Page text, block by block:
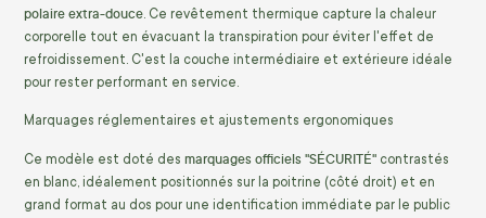
polaire extra-douce . Ce revêtement thermique capture la chaleur
corporelle tout en évacuant la transpiration pour éviter l'effet de
refroidissement. C'est la couche intermédiaire et extérieure idéale
pour rester performant en service.
Marquages réglementaires et ajustements ergonomiques
Ce modèle est doté des marquages officiels "SÉCURITÉ" contrastés
en blanc, idéalement positionnés sur la poitrine (côté droit) et en
grand format au dos pour une identification immédiate par le public